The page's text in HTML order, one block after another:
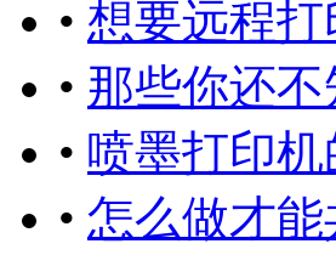
• 想要远程
• 那些你还
• 喷墨打印
• 怎么做才能